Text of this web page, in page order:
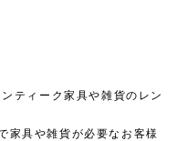
ティーク家具や雑貨のレン
家具や雑貨が必要なお客様